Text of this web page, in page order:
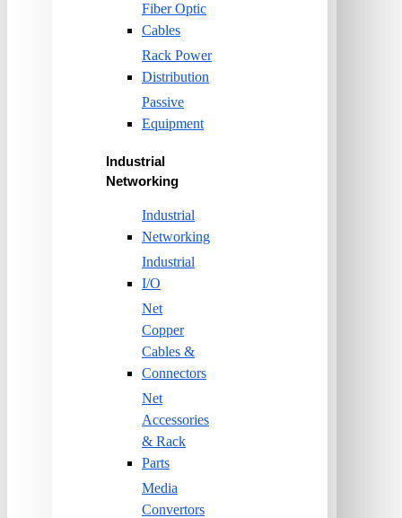
Fiber Optic
Cables
Rack Power
Distribution
Passive
Equipment
Industrial
Networking
Industrial
Networking
Industrial
I/O
Net
Copper
Cables &
Connectors
Net
Accessories
& Rack
Parts
Media
Convertors